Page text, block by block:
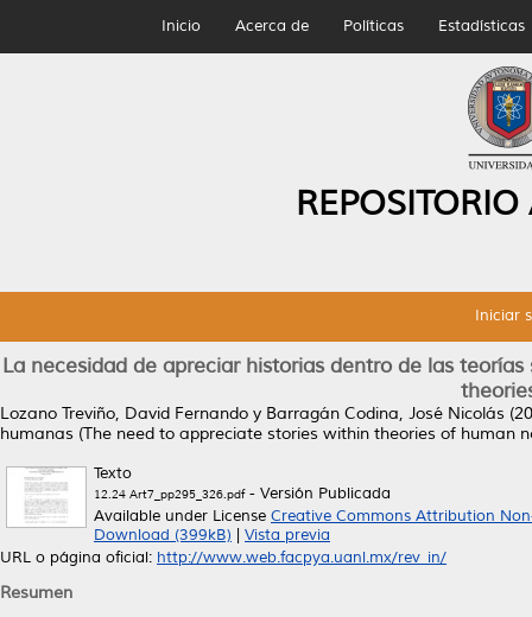
Inicio Acerca de Políticas Estadísticas
Iniciar
La necesidad de apreciar historias dentro de las
Lozano Treviño, David Fernando y Barragán Codina, José Nicolás
humanas (The need to appreciate stories within theories of human
Texto
12.24 Art7_pp295_326.pdf- Versión Publicada
Available under License Creative Commons Attribution
Download (399kB)
Vista previa
URL o página oficial: http://www.web.facpya.uanl.mx/rev_in/
Resumen